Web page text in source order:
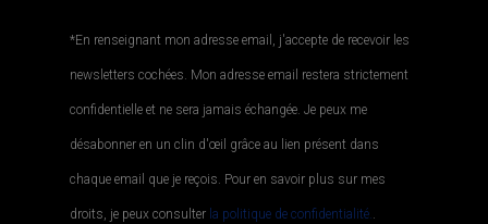
*En renseignant mon adresse email, j'accepte de recevoir les
newsletters cochées. Mon adresse email restera strictement
confidentielle et ne sera jamais échangée. Je peux me
désabonner en un clin d'œil grâce au lien présent dans
chaque email que je reçois. Pour en savoir plus sur mes
droits, je peux consulter la politique de confidentialité.